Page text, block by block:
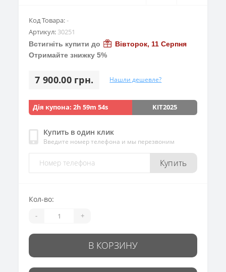
Код Товара:-
Артикул: 30251
Встигніть купити до
Вівторок, 11 Серпня
Отримайте знижку 5%
7 900.00 грн. Нашли дешевле?
Дія купона:2h 59m 53s KIT2025
Купить в один клик
Введите номер телефона и мы перезвоним
Купить
Кол-во:
- +
В КОРЗИНУ